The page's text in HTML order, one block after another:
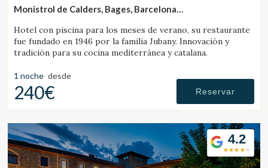
Monistrol de Calders, Bages, Barcelona
Hotel con piscina para los meses de verano, su restaurante
fue fundado en 1946 por la familia Jubany. Innovación y
tradición para su cocina mediterránea y catalana.
1 noche desde
240€ Reservar
4.2